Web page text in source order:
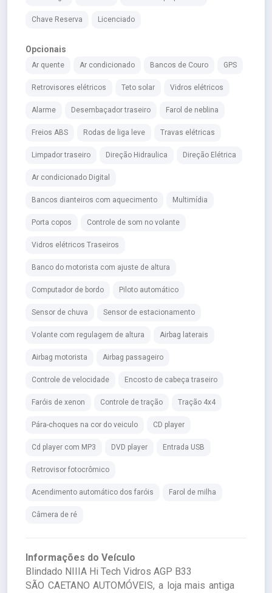
Chave Reserva Licenciado
Opcionais
Ar quente Ar condicionado Bancos de Couro GPS
Retrovisores elétricos Teto solar Vidros elétricos
Alarme Desembaçador traseiro Farol de neblina
Freios ABS Rodas de liga leve Travas elétricas
Limpador traseiro Direção Hidraulica Direção Elétrica
Ar condicionado Digital
Bancos dianteiros com aquecimento Multimídia
Porta copos Controle de som no volante
Vidros elétricos Traseiros
Banco do motorista com ajuste de altura
Computador de bordo Piloto automático
Sensor de chuva Sensor de estacionamento
Volante com regulagem de altura Airbag laterais
Airbag motorista Airbag passageiro
Controle de velocidade Encosto de cabeça traseiro
Faróis de xenon Controle de tração Tração 4x4
Pára-choques na cor do veiculo CD player
Cd player com MP3 DVD player Entrada USB
Retrovisor fotocrômico
Acendimento automático dos faróis Farol de milha
Câmera de ré
Informações do Veículo
Blindado NIIIA Hi Tech Vidros AGP B33
SÃO CAETANO AUTOMÓVEIS, a loja mais antiga